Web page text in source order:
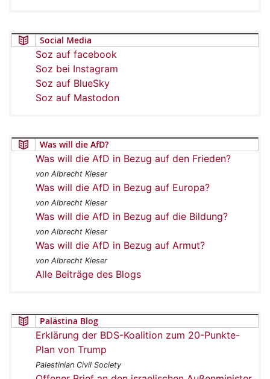
Social Media
Soz auf facebook
Soz bei Instagram
Soz auf BlueSky
Soz auf Mastodon
Was will die AfD?
Was will die AfD in Bezug auf den Frieden?
von Albrecht Kieser
Was will die AfD in Bezug auf Europa?
von Albrecht Kieser
Was will die AfD in Bezug auf die Bildung?
von Albrecht Kieser
Was will die AfD in Bezug auf Armut?
von Albrecht Kieser
Alle Beiträge des Blogs
Palästina Blog
Erklärung der BDS-Koalition zum 20-Punkte-
Plan von Trump
Palestinian Civil Society